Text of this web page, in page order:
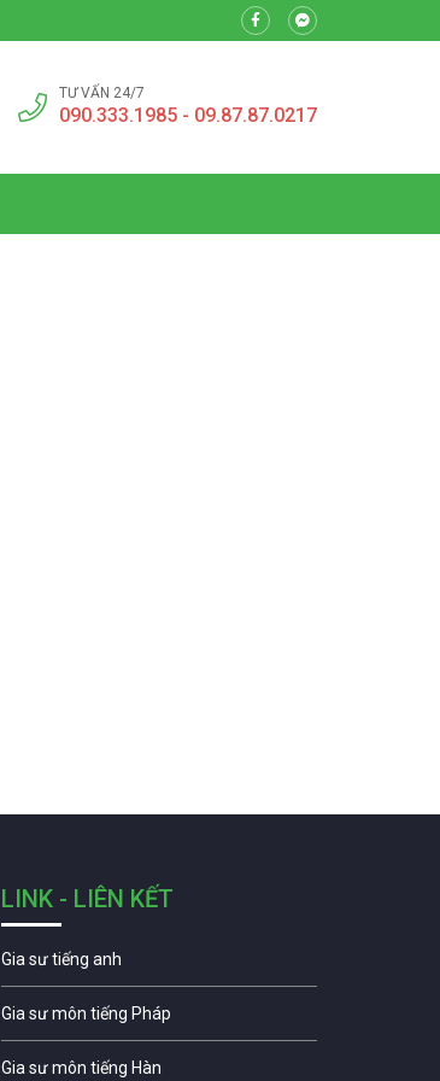
TƯ VẤN 24/7
090.333.1985 - 09.87.87.0217
LINK - LIÊN KẾT
Gia sư tiếng anh
Gia sư môn tiếng Pháp
Gia sư môn tiếng Hàn